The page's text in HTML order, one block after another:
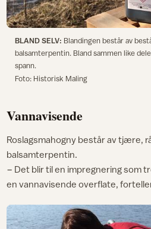
BLAND SELV: Blandingen består av
balsamterpentin. Bland sammen like
spann.
Foto: Historisk Maling
Vannavisende
Roslagsmahogny består av tjære,
balsamterpentin.
− Det blir til en impregnering som
en vannavisende overflate,